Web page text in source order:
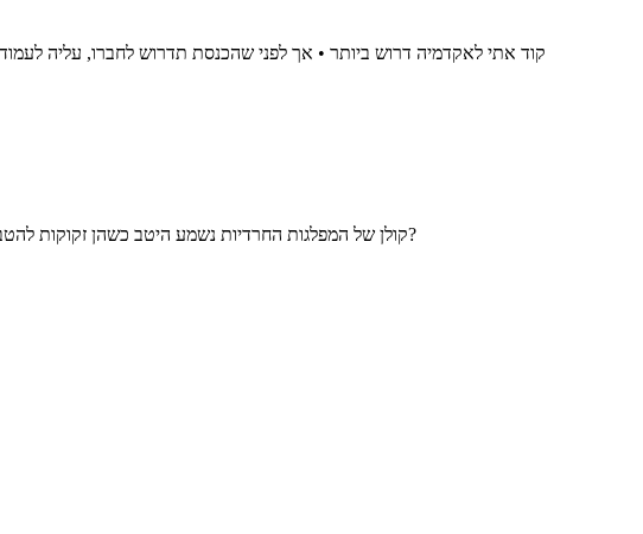
קוד אתי לאקדמיה דרוש ביותר • אך לפני שהכנסת תדרוש לחברו, עליה
קולן של המפלגות החרדיות נשמע היטב כשהן זקוקות להטבות עבור בוחריהן. אבל כשמגיעים לנושאים מדיניים ובטחוניים בוערים, ח"כים מטעמם נאלמים. מהי השבועה שעומדת מאחורי דרכם זו?